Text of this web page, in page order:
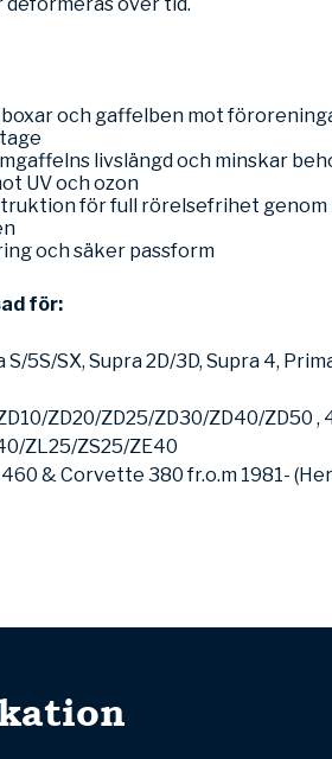
och gaffelben mot
livslängd och minskar
UV och ozon
för full rörelsefrihet genom
och säker passform
för:
S/5S/SX, Supra 2D/3D, Supra 4,
ZD20/ZD25/ZD30/ZD40/ZD50 ,
ZL25/ZS25/ZE40
& Corvette 380 fr.o.m 1981-